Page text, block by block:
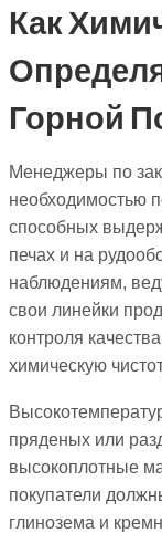
Как
Горной
Менеджеры по
необходимостью
способных
печах и на
наблюдениям,
свои линейки
контроля
химическую
пряденых или
высокоплотные
покупатели
глинозема и